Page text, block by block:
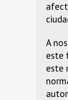
A
este
este